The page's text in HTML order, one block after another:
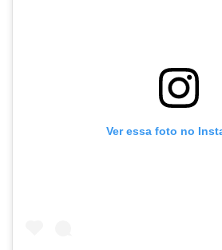
Ver essa foto no